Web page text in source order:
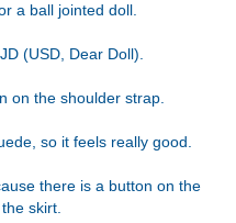
a ball jointed doll.
(USD, Dear Doll).
on the shoulder strap.
so it feels really good.
there is a button on the
skirt.